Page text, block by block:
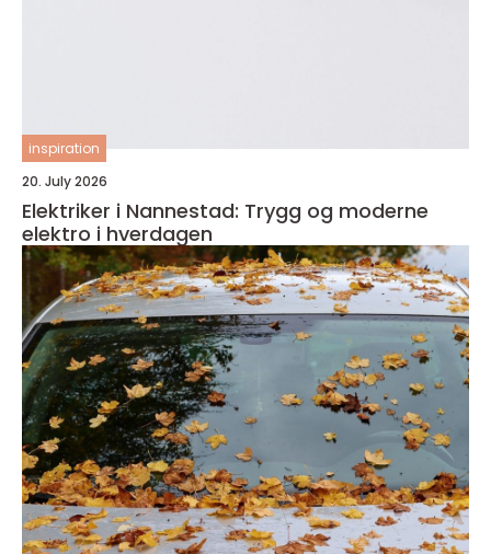
inspiration
20. July 2026
Elektriker i Nannestad: Trygg og moderne
elektro i hverdagen